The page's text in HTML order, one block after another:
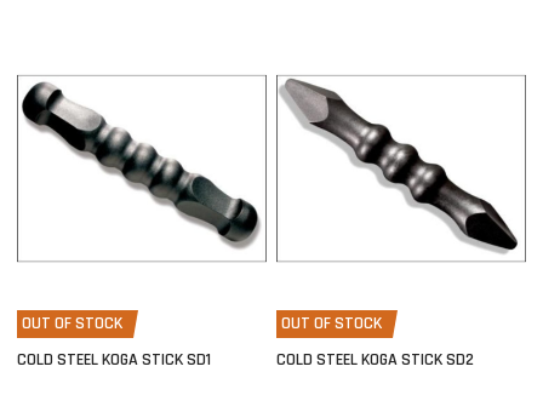
OUT OF STOCK
COLD STEEL KOGA STICK SD1
OUT OF STOCK
COLD STEEL KOGA STICK SD2